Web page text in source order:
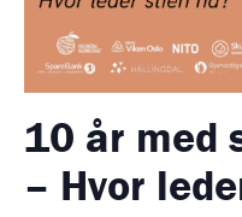
10 år med
– Hvor